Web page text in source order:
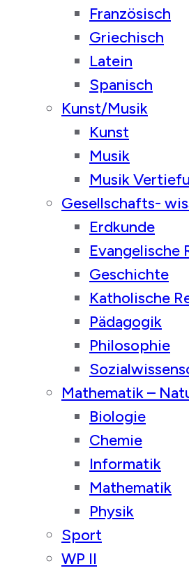
Französisch
Griechisch
Latein
Spanisch
Kunst/Musik
Kunst
Musik
Musik
Gesellschafts-
Erdkunde
Evangelische
Geschichte
Katholische
Pädagogik
Philosophie
Mathematik –
Biologie
Chemie
Informatik
Mathematik
Physik
Sport
WP II